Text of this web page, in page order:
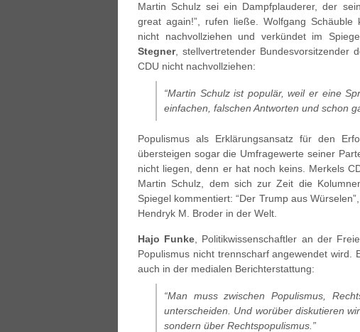
Martin Schulz sei ein Dampfplauderer, der
great again!”, rufen ließe. Wolfgang
nicht nachvollziehen und verkündet im
Stegner, stellvertretender Bundesvorsitzender
CDU nicht nachvollziehen:
“Martin Schulz ist populär, weil er eine
einfachen, falschen Antworten und schon
Populismus als Erklärungsansatz für den
übersteigen sogar die Umfragewerte seiner
nicht liegen, denn er hat noch keins. Merkels
Martin Schulz, dem sich zur Zeit die
Spiegel kommentiert: “Der Trump aus
Hendryk M. Broder in der Welt.
Hajo Funke , Politikwissenschaftler an der
Populismus nicht trennscharf angewendet
auch in der medialen Berichterstattung:
“Man muss zwischen Populismus,
unterscheiden. Und worüber diskutieren
sondern über Rechtspopulismus.”